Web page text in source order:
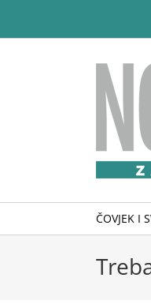
content
ČOVJEK I